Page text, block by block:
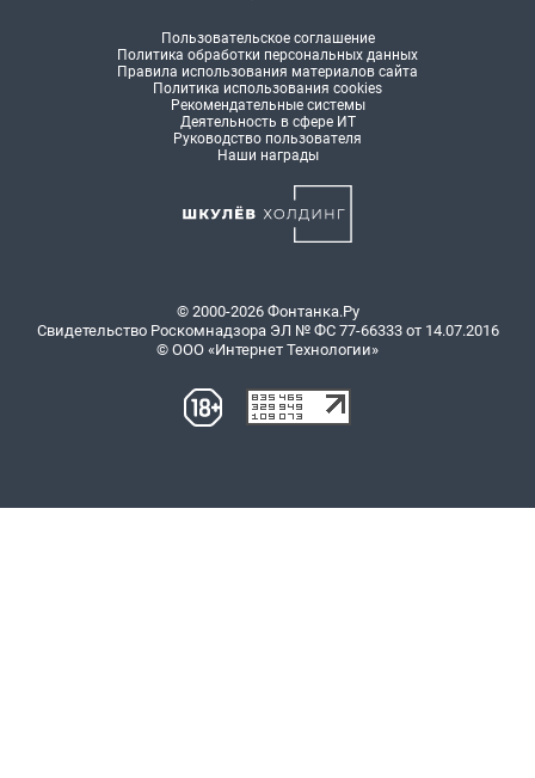
Пользовательское соглашение
Политика обработки персональных данных
Правила использования материалов сайта
Политика использования cookies
Рекомендательные системы
Деятельность в сфере ИТ
Руководство пользователя
Наши награды
© 2000-2026 Фонтанка.Ру
Свидетельство Роскомнадзора ЭЛ № ФС 77-66333 от 14.07.2016
© ООО «Интернет Технологии»